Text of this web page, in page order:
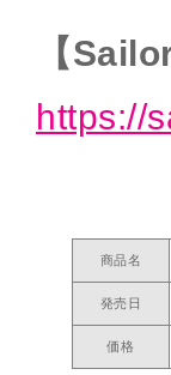
【
https://
商品名
発売日
価格